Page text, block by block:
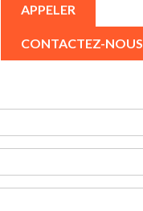
APPELER
CONTACTEZ-NOUS